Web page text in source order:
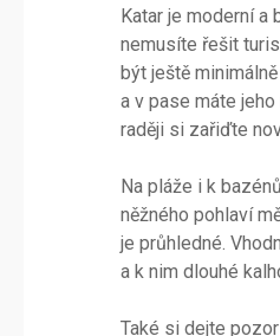
Katar je moderní a
nemusíte řešit
být ještě
a v pase máte
raději si zařiďte
Na pláže i k
něžného pohlaví
je průhledné.
a k nim dlouhé
Také si dejte